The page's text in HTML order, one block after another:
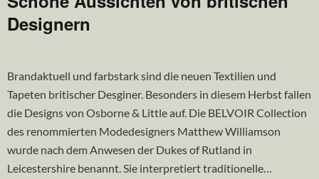
Designern
Brandaktuell und farbstark sind die neuen Textilien und
Tapeten britischer Desginer. Besonders in diesem Herbst fallen
die Designs von Osborne & Little auf. Die BELVOIR Collection
des renommierten Modedesigners Matthew Williamson
wurde nach dem Anwesen der Dukes of Rutland in
Leicestershire benannt. Sie interpretiert traditionelle…